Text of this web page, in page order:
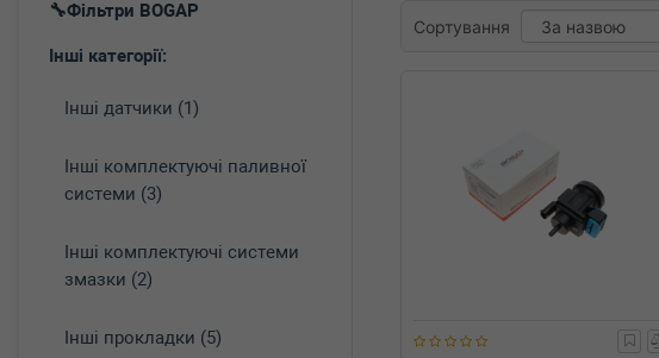
Фільтри BOGAP
Інші категорії:
Інші датчики (1)
Інші комплектуючі паливної
системи (3)
Інші комплектуючі системи
змазки (2)
Інші прокладки (5)
Сортування